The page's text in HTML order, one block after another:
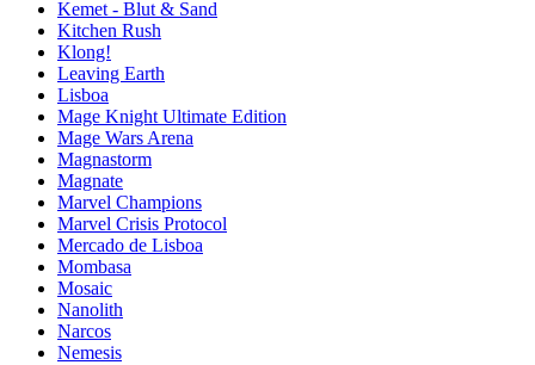
Kemet - Blut & Sand
Kitchen Rush
Klong!
Leaving Earth
Lisboa
Mage Knight Ultimate Edition
Mage Wars Arena
Magnastorm
Magnate
Marvel Champions
Marvel Crisis Protocol
Mercado de Lisboa
Mombasa
Mosaic
Nanolith
Narcos
Nemesis